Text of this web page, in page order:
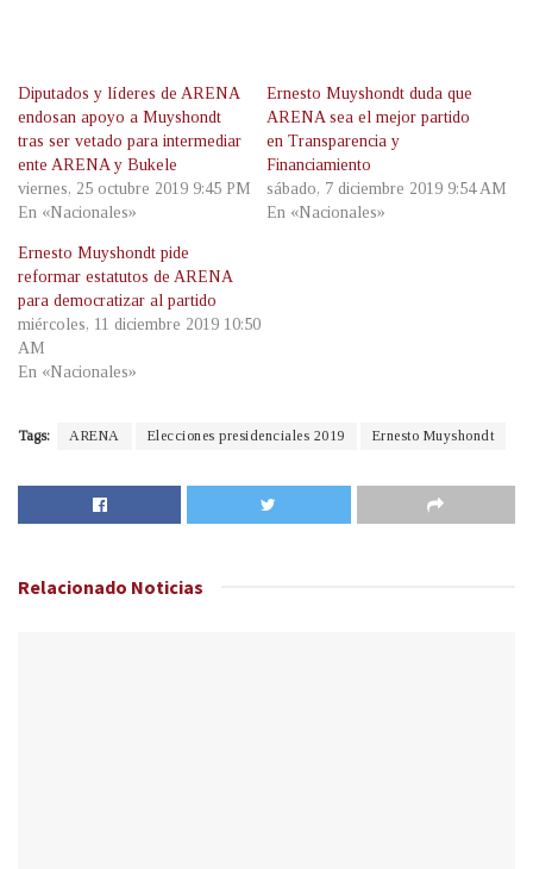
Diputados y líderes de ARENA
endosan apoyo a Muyshondt
tras ser vetado para intermediar
ente ARENA y Bukele
viernes, 25 octubre 2019 9:45 PM
En «Nacionales»
Ernesto Muyshondt duda que
ARENA sea el mejor partido
en Transparencia y
Financiamiento
sábado, 7 diciembre 2019 9:54 AM
En «Nacionales»
Ernesto Muyshondt pide
reformar estatutos de ARENA
para democratizar al partido
miércoles, 11 diciembre 2019 10:50
AM
En «Nacionales»
Tags: ARENA Elecciones presidenciales 2019 Ernesto Muyshondt
Relacionado Noticias